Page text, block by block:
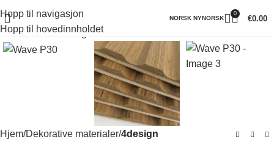
Hopp til navigasjon
Hopp til hovedinnholdet
NORSK NYNORSK
0
€0.00
Klikk for å forstørre
Hjem Dekorative materialer 4design